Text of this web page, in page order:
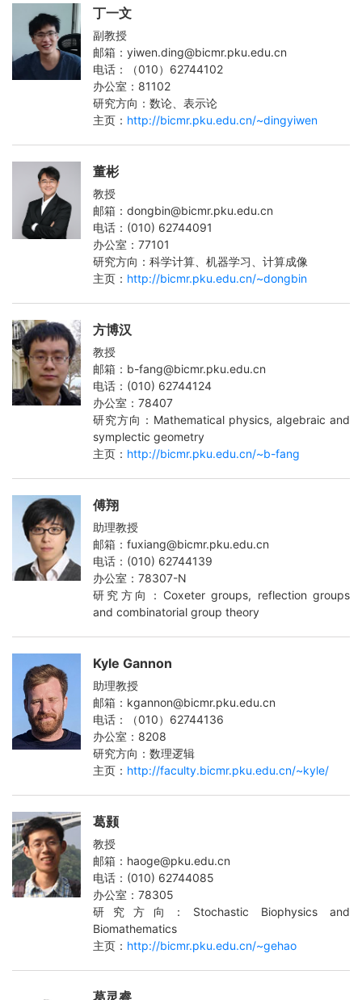
丁一文
副教授
邮箱：yiwen.ding@bicmr.pku.edu.cn
电话：（010）62744102
办公室：81102
研究方向：数论、表示论
主页： http://bicmr.pku.edu.cn/~dingyiwen
董彬
教授
邮箱：dongbin@bicmr.pku.edu.cn
电话：(010) 62744091
办公室：77101
研究方向：科学计算、机器学习、计算成像
主页： http://bicmr.pku.edu.cn/~dongbin
方博汉
教授
邮箱：b-fang@bicmr.pku.edu.cn
电话：(010) 62744124
办公室：78407
研究方向：Mathematical physics, algebraic and
symplectic geometry
主页： http://bicmr.pku.edu.cn/~b-fang
傅翔
助理教授
邮箱：fuxiang@bicmr.pku.edu.cn
电话：(010) 62744139
办公室：78307-N
研究方向：Coxeter groups, reflection groups
and combinatorial group theory
Kyle Gannon
助理教授
邮箱：kgannon@bicmr.pku.edu.cn
电话：（010）62744136
办公室：8208
研究方向：数理逻辑
主页： http://faculty.bicmr.pku.edu.cn/~kyle/
葛颢
教授
邮箱：haoge@pku.edu.cn
电话：(010) 62744085
办公室：78305
研究方向：Stochastic Biophysics and
Biomathematics
主页： http://bicmr.pku.edu.cn/~gehao